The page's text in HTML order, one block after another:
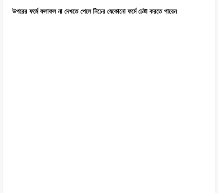
উপরের ফর্মে ফলাফল না দেখতে পেলে নিচের যেকোনো ফর্মে চেষ্টা করতে পারেন